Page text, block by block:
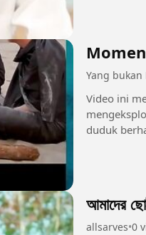
Yang
Video ini
duduk
আমাদের
allsarves•0